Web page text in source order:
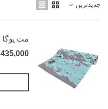
جدیدترین
مت یوگا ۸میل Yasa
435,000 تومان